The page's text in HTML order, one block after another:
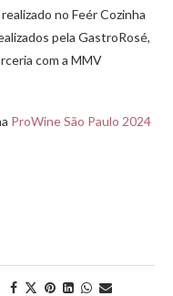
no Feér Cozinha
pela GastroRosé,
com a MMV
ProWine São Paulo 2024